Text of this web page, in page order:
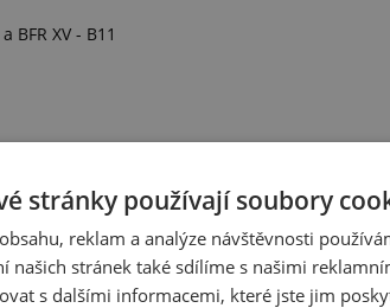
BFR XV - B11
budete moci upřesnit v poznámce u
stránky používají soubory
reklam a analýze návštěvnosti
našich stránek také sdílíme s našimi
s dalšími informacemi, které jste jim